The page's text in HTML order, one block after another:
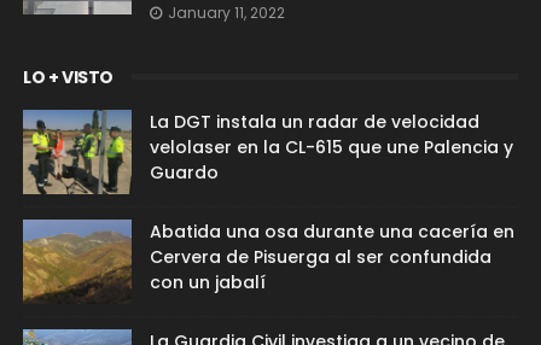
January 11, 2022
LO + VISTO
La DGT instala un radar de velocidad
velolaser en la CL-615 que une Palencia y
Guardo
Abatida una osa durante una cacería en
Cervera de Pisuerga al ser confundida
con un jabalí